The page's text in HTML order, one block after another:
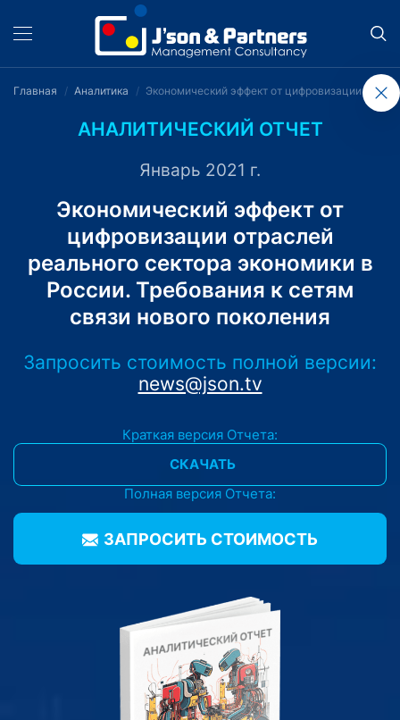
Главная Аналитика Экономический эффект от цифровизации
АНАЛИТИЧЕСКИЙ ОТЧЕТ
Январь 2021 г.
Экономический эффект от
цифровизации отраслей
реального сектора экономики в
России. Требования к сетям
связи нового поколения
Запросить стоимость полной версии:
news@json.tv
Краткая версия Отчета:
СКАЧАТЬ
Полная версия Отчета:
ЗАПРОСИТЬ CТОИМОСТЬ